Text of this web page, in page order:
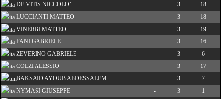
DE VITIS NICCOLO’
3
18
LUCCIANTI MATTEO
3
18
VINERBI MATTEO
3
19
FANI GABRIELE
3
16
ZEVERINO GABRIELE
3
6
COLZI ALESSIO
3
17
BAKSAID AYOUB ABDESSALEM
3
7
NYMASI GIUSEPPE
- 3
1